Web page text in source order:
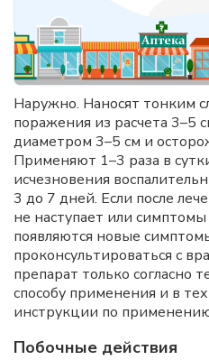
Наружно. Наносят тонким
поражения из расчета 3–5
диаметром 3–5 см и
Применяют 1–3 раза в
исчезновения
3 до 7 дней. Если после
не наступает или симптомы
появляются новые
проконсультироваться с
препарат только согласно
способу применения и в
инструкции по
Побочные действия